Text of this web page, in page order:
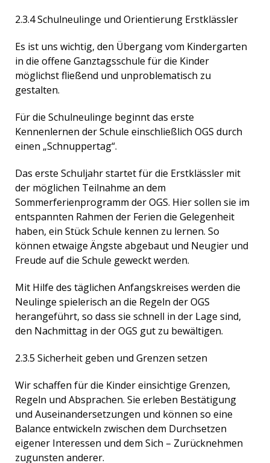
2.3.4 Schulneulinge und Orientierung Erstklässler
Es ist uns wichtig, den Übergang vom Kindergarten
in die offene Ganztagsschule für die Kinder
möglichst fließend und unproblematisch zu
gestalten.
Für die Schulneulinge beginnt das erste
Kennenlernen der Schule einschließlich OGS durch
einen „Schnuppertag“.
Das erste Schuljahr startet für die Erstklässler mit
der möglichen Teilnahme an dem
Sommerferienprogramm der OGS. Hier sollen sie im
entspannten Rahmen der Ferien die Gelegenheit
haben, ein Stück Schule kennen zu lernen. So
können etwaige Ängste abgebaut und Neugier und
Freude auf die Schule geweckt werden.
Mit Hilfe des täglichen Anfangskreises werden die
Neulinge spielerisch an die Regeln der OGS
herangeführt, so dass sie schnell in der Lage sind,
den Nachmittag in der OGS gut zu bewältigen.
2.3.5 Sicherheit geben und Grenzen setzen
Wir schaffen für die Kinder einsichtige Grenzen,
Regeln und Absprachen. Sie erleben Bestätigung
und Auseinandersetzungen und können so eine
Balance entwickeln zwischen dem Durchsetzen
eigener Interessen und dem Sich – Zurücknehmen
zugunsten anderer.